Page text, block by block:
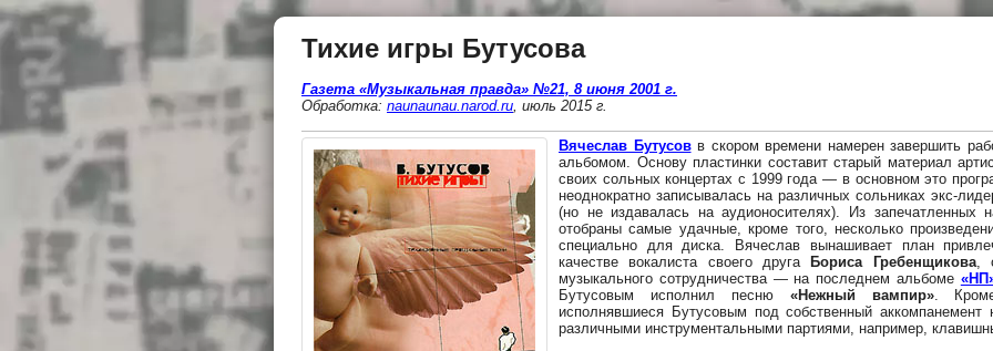
Тихие игры Бутусова
Газета «Музыкальная правда» №21, 8 июня 2001 г.
Обработка: naunaunau.narod.ru, июль 2015 г.
Вячеслав Бутусовв скором времени намерен завершить
альбомом. Основу пластинки составит старый материал
своих сольных концертах с 1999 года — в основном это
неоднократно записывалась на различных сольниках экс-
(но не издавалась на аудионосителях). Из запечатленных
отобраны самые удачные, кроме того, несколько
специально для диска. Вячеслав вынашивает план
качестве вокалиста своего друга
Бориса Гребенщикова,
музыкального сотрудничества — на последнем альбоме
Бутусовым исполнил песню «Нежный вампир».
исполнявшиеся Бутусовым под собственный аккомпанемент
различными инструментальными партиями, например,